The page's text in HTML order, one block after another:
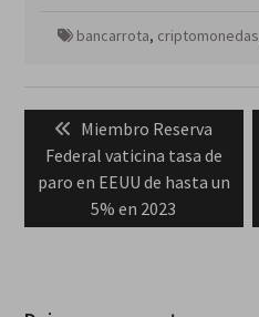
bancarrota, criptomonedas
Navegación
entradas
Previous
post:
Miembro Reserva
Federal vaticina tasa de
paro en EEUU de hasta un
5% en 2023